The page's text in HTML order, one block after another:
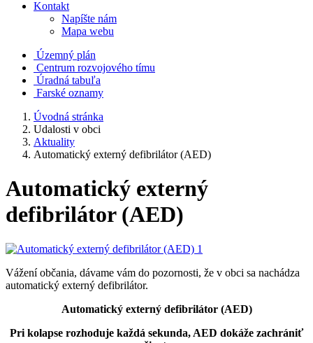
Kontakt
Napíšte nám
Mapa webu
Územný plán
Centrum rozvojového tímu
Úradná tabuľa
Farské oznamy
Úvodná stránka
Udalosti v obci
Aktuality
Automatický externý defibrilátor (AED)
Automatický externý
defibrilátor (AED)
Vážení občania, dávame vám do pozornosti, že v obci sa nachádza
automatický externý defibrilátor.
Automatický externý defibrilátor (AED)
Pri kolapse rozhoduje každá sekunda, AED dokáže zachrániť